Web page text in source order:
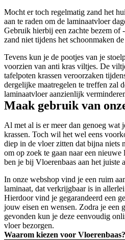
Mocht er toch regelmatig zand het
aan te raden om de laminaatvloer
Gebruik hierbij een zachte bezem of
zand niet tijdens het schoonmaken
Tevens kun je de pootjes van je
voorzien van anti kras viltjes. De
tafelpoten krassen veroorzaken
dergelijke maatregelen te treffen zal
laminaatvloer aanzienlijk
Maak gebruik van
Al met al is er meer dan genoeg wat
krassen. Toch wil het wel eens
diep in de vloer zitten dat bijna niets
om op zoek te gaan naar een
ben je bij Vloerenbaas aan het juiste
In onze webshop vind je een ruim
laminaat, dat verkrijgbaar is in
Hierdoor vind je gegarandeerd een
jouw eisen en wensen. Zodra je een
gevonden kun je deze eenvoudig
vloer bezorgen.
Waarom kiezen voor Vloerenbaas?